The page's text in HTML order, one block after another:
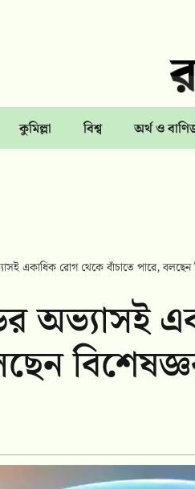
কুমিল্লা বিশ্ব অর্থ ও
একাধিক রোগ থেকে বাঁচাতে পারে, বলছেন
অভ্যাসই